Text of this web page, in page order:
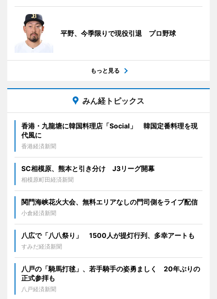
平野、今季限りで現役引退 プロ野球
もっと見る
みん経トピックス
香港・九龍塘に韓国料理店「Social」 韓国定番料理を現
代風に
香港経済新聞
SC相模原、熊本と引き分け J3リーグ開幕
相模原町田経済新聞
関門海峡花火大会、無料エリアなしの門司側をライブ配信
小倉経済新聞
八広で「八八祭り」 1500人が提灯行列、多幸アートも
すみだ経済新聞
八戸の「騎馬打毬」、若手騎手の姿勇ましく 20年ぶりの
正式参拝も
八戸経済新聞